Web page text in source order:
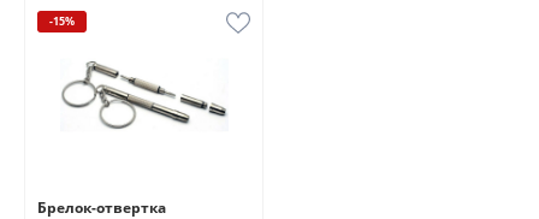
-15%
Брелок-отвертка